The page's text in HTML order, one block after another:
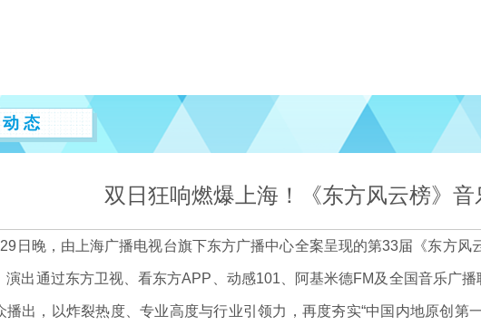
态
双日狂响燃爆上海！《东方风云榜》
晚，由上海广播电视台旗下东方广播中心全案呈现的第33届《东方风
演出通过东方卫视、看东方APP、动感101、阿基米德FM及全国音乐广
播出，以炸裂热度、专业高度与行业引领力，再度夯实“中国内地原创第